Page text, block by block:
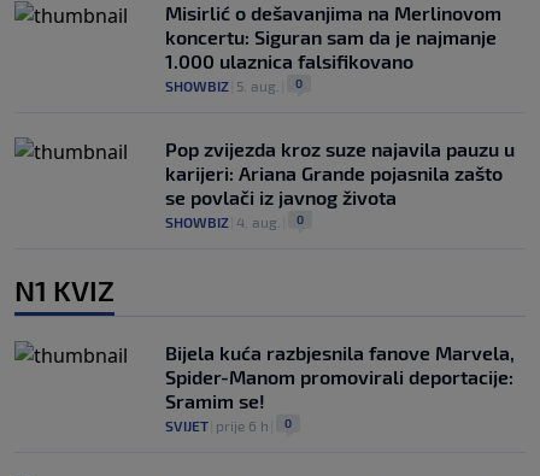
Misirlić o dešavanjima na Merlinovom
koncertu: Siguran sam da je najmanje
1.000 ulaznica falsifikovano
SHOWBIZ 5. aug. 0
Pop zvijezda kroz suze najavila pauzu u
karijeri: Ariana Grande pojasnila zašto
se povlači iz javnog života
SHOWBIZ 4. aug. 0
N1 KVIZ
Bijela kuća razbjesnila fanove Marvela,
Spider-Manom promovirali deportacije:
Sramim se!
SVIJET prije 6 h 0